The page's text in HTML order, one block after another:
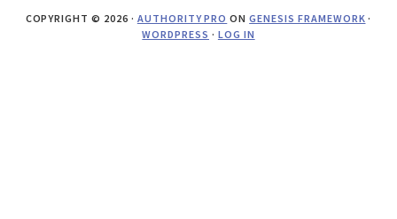
COPYRIGHT © 2026 · AUTHORITY PRO ONGENESIS FRAMEWORK ·
WORDPRESS · LOG IN